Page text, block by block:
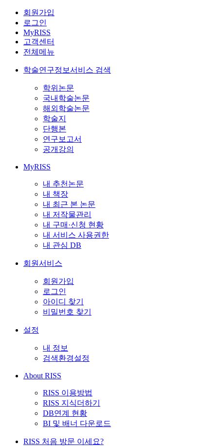
회원가입
로그인
MyRISS
고객센터
전체메뉴
학술연구정보서비스 검색
학위논문
국내학술논문
해외학술논문
학술지
단행본
연구보고서
공개강의
MyRISS
내 추천논문
내 책장
내 최근 본 논문
내 저작물관리
내 구매·신청 현황
내 서비스 사용권한
내 관심 DB
회원서비스
회원가입
로그인
아이디 찾기
비밀번호 찾기
설정
내 정보
검색환경설정
About RISS
RISS 이용방법
RISS 지식더하기
DB연계 현황
BI 및 배너 다운로드
RISS 처음 방문 이세요?